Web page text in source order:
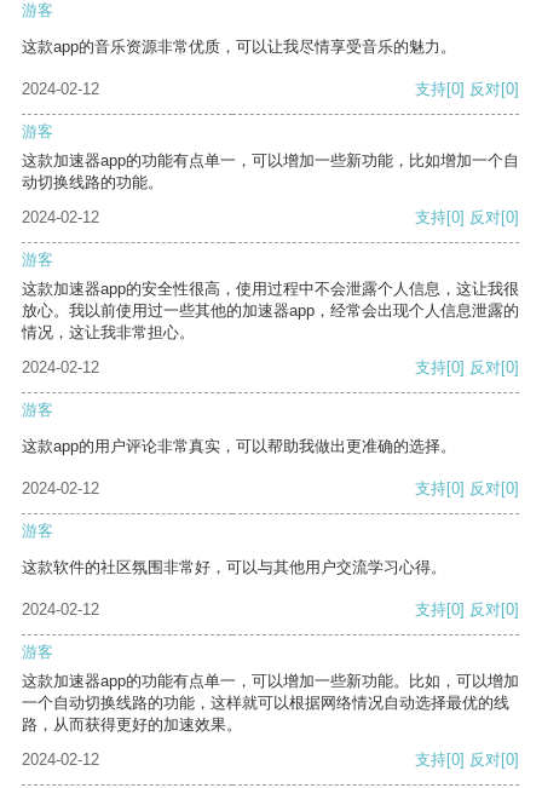
游客
这款app的音乐资源非常优质，可以让我尽情享受音乐的魅力。
2024-02-12 支持[0] 反对[0]
游客
这款加速器app的功能有点单一，可以增加一些新功能，比如增加一个自
动切换线路的功能。
2024-02-12
支持[0] 反对[0]
游客
这款加速器app的安全性很高，使用过程中不会泄露个人信息，这让我很
放心。我以前使用过一些其他的加速器app，经常会出现个人信息泄露的
情况，这让我非常担心。
2024-02-12
支持[0] 反对[0]
游客
这款app的用户评论非常真实，可以帮助我做出更准确的选择。
2024-02-12 支持[0] 反对[0]
游客
这款软件的社区氛围非常好，可以与其他用户交流学习心得。
2024-02-12 支持[0] 反对[0]
游客
这款加速器app的功能有点单一，可以增加一些新功能。比如，可以增加
一个自动切换线路的功能，这样就可以根据网络情况自动选择最优的线
路，从而获得更好的加速效果。
2024-02-12
支持[0] 反对[0]